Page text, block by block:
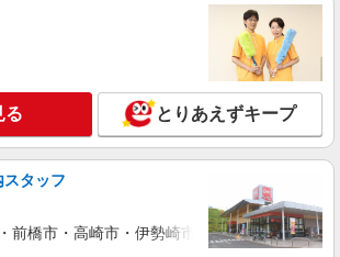
／MR経験1年） 入社2年目27歳、MR経験年数5
・・・年収550万円 入社5年目32歳、MR経験オ
コロジーMR経験5年・・・年収750万円 年収：
プライマリ経験者：年俸400万〜650万（案件、経
、スキルにより要検討） 専門領域経験者：年俸
700万（案件、経験、スキルにより要検討） ※
四半期一時金など諸手当は、上記年俸とは別途で
＜月額＞ 400,000円〜 基本給：400,000
〜
全国（クライアント製薬企業の各事業所） ※
務地：案件により応相談、応募時に希望エリア
（転勤可能な都道府県についての詳細）をコメン
詳細を見る
式会社
（医薬情報担当者）
■年収：390万円〜450万円 ※年齢・能力によ
る モデル年収例 年収550万円 ／ MR（未経
験から入社）職 経験4年 ／月給35万2000円＋賞与
る とりあえずキープ
タッフ
前橋市・高崎市・伊勢崎市・太田市・館林市